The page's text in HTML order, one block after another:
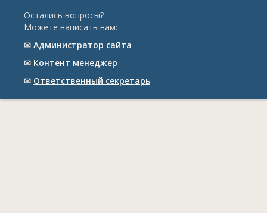
Остались вопросы?
Можете написать нам:
✉ Администратор сайта
✉ Контент менеджер
✉ Ответственный cекретарь